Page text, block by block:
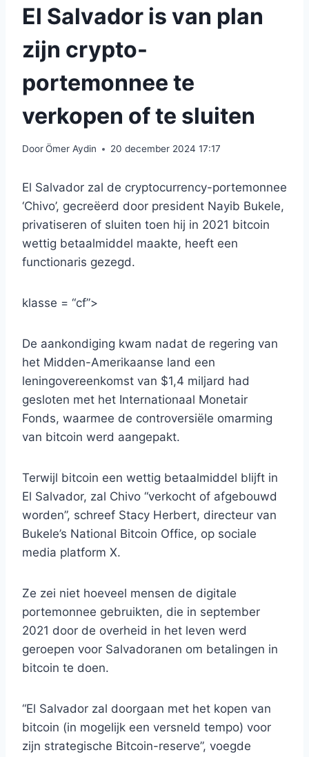
El Salvador is van plan
zijn crypto-
portemonnee te
verkopen of te sluiten
DoorÖmer Aydin 20 december 2024 17:17
El Salvador zal de cryptocurrency-portemonnee
‘Chivo’, gecreëerd door president Nayib Bukele,
privatiseren of sluiten toen hij in 2021 bitcoin
wettig betaalmiddel maakte, heeft een
functionaris gezegd.
klasse = “cf”>
De aankondiging kwam nadat de regering van
het Midden-Amerikaanse land een
leningovereenkomst van $1,4 miljard had
gesloten met het Internationaal Monetair
Fonds, waarmee de controversiële omarming
van bitcoin werd aangepakt.
Terwijl bitcoin een wettig betaalmiddel blijft in
El Salvador, zal Chivo “verkocht of afgebouwd
worden”, schreef Stacy Herbert, directeur van
Bukele’s National Bitcoin Office, op sociale
media platform X.
Ze zei niet hoeveel mensen de digitale
portemonnee gebruikten, die in september
2021 door de overheid in het leven werd
geroepen voor Salvadoranen om betalingen in
bitcoin te doen.
“El Salvador zal doorgaan met het kopen van
bitcoin (in mogelijk een versneld tempo) voor
zijn strategische Bitcoin-reserve”, voegde